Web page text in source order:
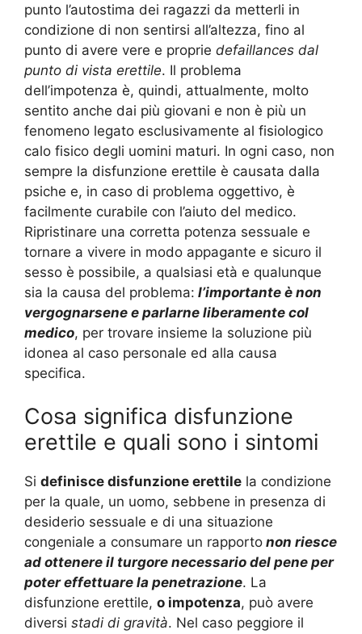
punto l’autostima dei ragazzi da metterli in
condizione di non sentirsi all’altezza, fino al
punto di avere vere e proprie defaillances dal
punto di vista erettile. Il problema
dell’impotenza è, quindi, attualmente, molto
sentito anche dai più giovani e non è più un
fenomeno legato esclusivamente al fisiologico
calo fisico degli uomini maturi. In ogni caso, non
sempre la disfunzione erettile è causata dalla
psiche e, in caso di problema oggettivo, è
facilmente curabile con l’aiuto del medico.
Ripristinare una corretta potenza sessuale e
tornare a vivere in modo appagante e sicuro il
sesso è possibile, a qualsiasi età e qualunque
sia la causa del problema: l’importante è non
vergognarsene e parlarne liberamente col
medico, per trovare insieme la soluzione più
idonea al caso personale ed alla causa
specifica.
Cosa significa disfunzione
erettile e quali sono i sintomi
Si definisce disfunzione erettile la condizione
per la quale, un uomo, sebbene in presenza di
desiderio sessuale e di una situazione
congeniale a consumare un rapporto non riesce
ad ottenere il turgore necessario del pene per
poter effettuare la penetrazione. La
disfunzione erettile, o impotenza, può avere
diversi stadi di gravità. Nel caso peggiore il